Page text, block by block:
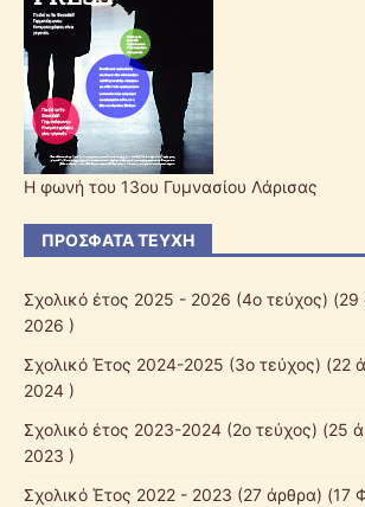
Η φωνή του 13ου Γυμνασίου Λάρισας
ΠΡΌΣΦΑΤΑ ΤΕΎΧΗ
Σχολικό έτος 2025 - 2026 (4ο τεύχος) (29
2026 )
Σχολικό Έτος 2024-2025 (3ο τεύχος) (22
2024 )
Σχολικό έτος 2023-2024 (2ο τεύχος) (25
2023 )
Σχολικό Έτος 2022 - 2023 (27 άρθρα) (17